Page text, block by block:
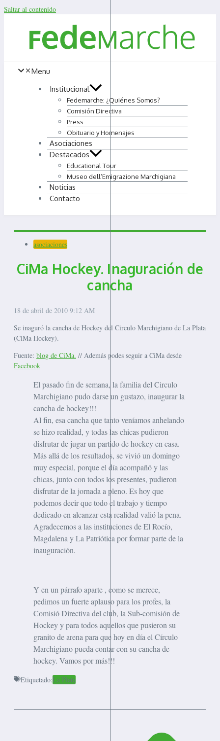
Saltar al contenido
Menu
Institucional
Fedemarche: ¿Quiénes Somos?
Comisión Directiva
Press
Obituario y Homenajes
Asociaciones
Destacados
Educational Tour
Museo dell’Emigrazione Marchigiana
Noticias
Contacto
asociaciones
CiMa Hockey. Inaguración de
cancha
18 de abril de 2010 9:12 AM
Se inaguró la cancha de Hockey del Circulo Marchigiano de La Plata
(CiMa Hockey).
Fuente: blog de CiMa. // Además podes seguir a CiMa desde
Facebook
El pasado fin de semana, la familia del Circulo
Marchigiano pudo darse un gustazo, inaugurar la
cancha de hockey!!!
Al fin, esa cancha que tanto veníamos anhelando
se hizo realidad, y todas las chicas pudieron
disfrutar de jugar un partido de hockey en casa.
Más allá de los resultados, se vivió un domingo
muy especial, porque el día acompañó y las
chicas, junto con todos los presentes, pudieron
disfrutar de la jornada a pleno. Es hoy que
podemos decir que todo el trabajo y tiempo
dedicado en alcanzar esta realidad valió la pena.
Agradecemos a las instituciones de El Rocío,
Magdalena y La Patriótica por formar parte de la
inauguración.
Y en un párrafo aparte , como se merece,
pedimos un fuerte aplauso para los profes, la
Comisió Directiva del club, la Sub-comisión de
Hockey y para todos aquellos que pusieron su
granito de arena para que hoy en día el Círculo
Marchigiano pueda contar con su cancha de
hockey. Vamos por más!!!
Etiquetado:La Plata